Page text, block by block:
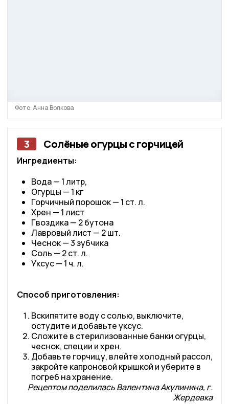
Фото: Анна Волкова
3 Солёные огурцы с горчицей
Ингредиенты:
Вода — 1 литр,
Огурцы — 1 кг
Горчичный порошок — 1 ст. л.
Хрен — 1 лист
Гвоздика — 2 бутона
Лавровый лист — 2 шт.
Чеснок — 3 зубчика
Соль — 2 ст. л.
Уксус — 1 ч. л.
Способ приготовления:
Вскипятите воду с солью, выключите,
остудите и добавьте уксус.
Сложите в стерилизованные банки огурцы,
чеснок, специи и хрен.
Добавьте горчицу, влейте холодный рассол,
закройте капроновой крышкой и уберите в
погреб на хранение.
Рецептом поделилась Валентина Акулинина, г.
Жердевка